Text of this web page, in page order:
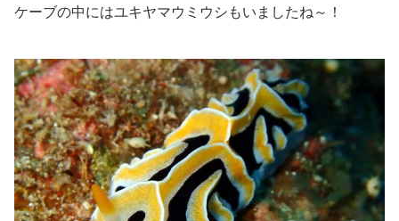
ケーブの中にはユキヤマウミウシもいましたね～！